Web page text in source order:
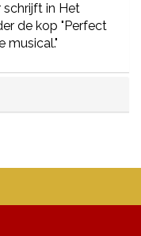
schrijft in Het
de kop "Perfect
musical."